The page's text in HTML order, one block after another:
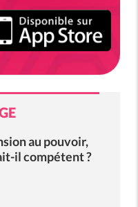
au pouvoir,
il compétent ?